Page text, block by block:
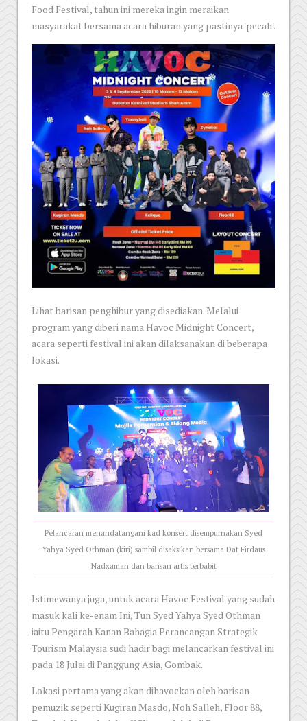
Food Festival, tahun ini mereka ingin meraikan
masyarakat bersama acara hiburan yang pastinya 'pecah'.
Lihat barisan penghibur yang disediakan. Melalui
program yang diberi nama Havoc Midnight Concert,
acara seperti festival ini akan dilaksanakan di beberapa
lokasi.
Pelancaran menandatangani kad konsert disempurnakan Syed
Yahya Syed Othman (kiri) sambil disaksikan bersama Dat Firdaus
Nadxaman dan barisan artis terbabit
Istimewanya juga, untuk acara Havoc Festival yang sudah
masuk kali ke-enam Ini, Tun Syed Yahya Syed Othman
iaitu Pengarah Kanan Bahagia Perancangan Strategik
Tourism Malaysia sudi hadir bagi melancarkan festival ini
pada 18 Julai di Panggung Asia, Gombak.
Lokasi pertama yang akan dihavockan oleh barisan
pemuzik seperti Kugiran Masdo, Noh Salleh, Floor 88,